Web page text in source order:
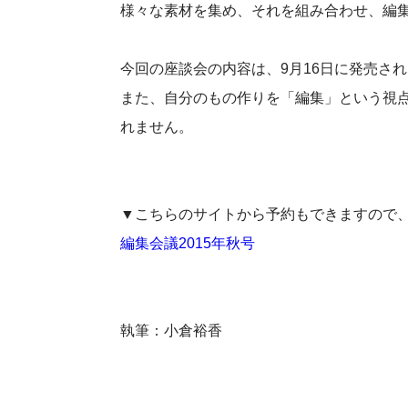
様々な素材を集め、それを組み合わせ、編
今回の座談会の内容は、9月16日に発売さ
また、自分のもの作りを「編集」という視
れません。
▼こちらのサイトから予約もできますので
編集会議2015年秋号
執筆：小倉裕香